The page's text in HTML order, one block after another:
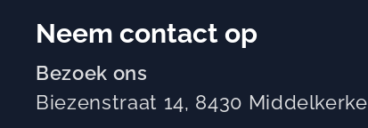
Neem contact op
Bezoek ons
Biezenstraat 14, 8430 Middelkerke